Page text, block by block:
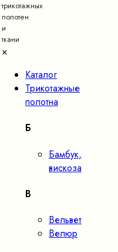
трикотажных
полотен
и
ткани
×
Каталог
Трикотажные
полотна
Б
Бамбук,
вискоза
В
Вельвет
Велюр